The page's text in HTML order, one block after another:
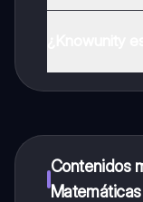
a determinadas
Contenidos
Matemáticas